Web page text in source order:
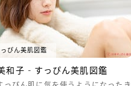
ぴん美肌図鑑
和子 - すっぴん美肌図鑑